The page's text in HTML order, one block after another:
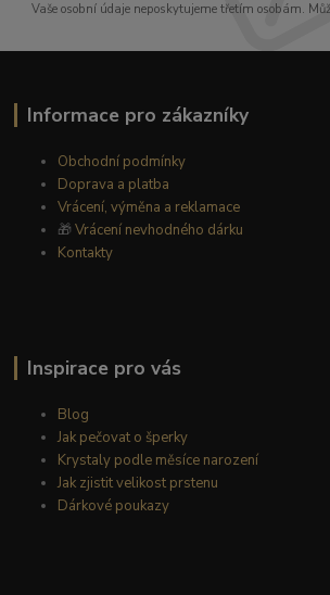
Vaše osobní údaje neposkytujeme třetím osobám.
Informace pro zákazníky
Obchodní podmínky
Doprava a platba
Vrácení, výměna a reklamace
🎁Vrácení nevhodného dárku
Kontakty
Inspirace pro vás
Blog
Jak pečovat o šperky
Krystaly podle měsíce narození
Jak zjistit velikost prstenu
Dárkové poukazy